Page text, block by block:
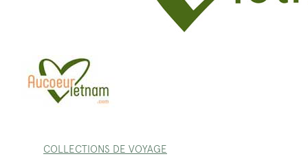
COLLECTIONS DE VOYAGE